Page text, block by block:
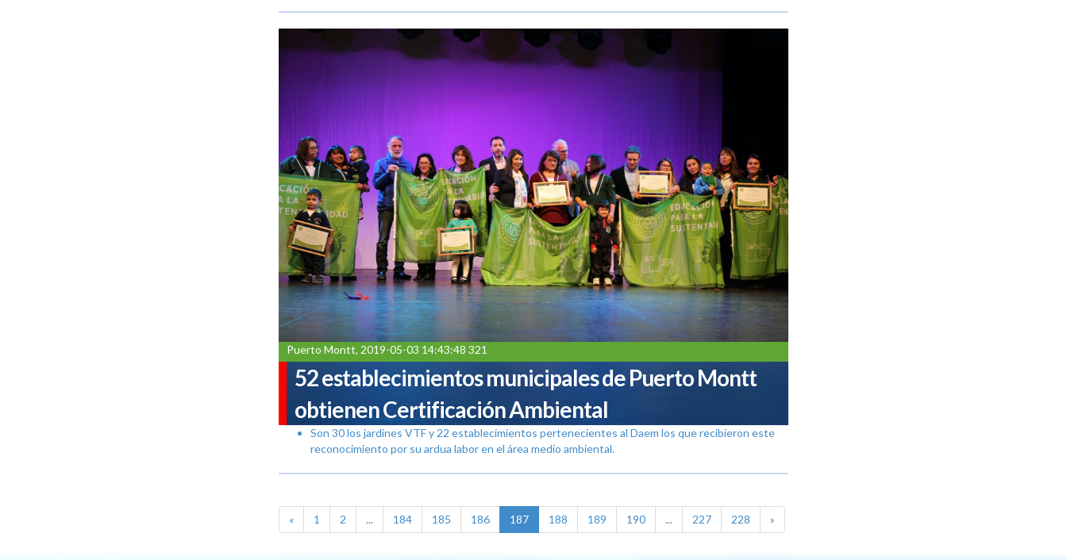
Puerto Montt, 2019-05-03 14:43:48 321
52 establecimientos municipales de Puerto Montt
obtienen Certificación Ambiental
Son 30 los jardines VTF y 22 establecimientos pertenecientes al Daem los que recibieron este
reconocimiento por su ardua labor en el área medio ambiental.
« 1 2 ... 184 185 186 187 188 189 190 ... 227 228 »